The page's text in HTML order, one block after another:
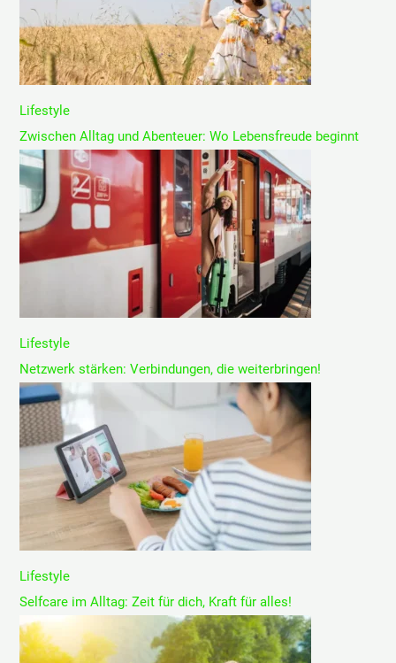
Lifestyle
Zwischen Alltag und Abenteuer: Wo Lebensfreude beginnt
Lifestyle
Netzwerk stärken: Verbindungen, die weiterbringen!
Lifestyle
Selfcare im Alltag: Zeit für dich, Kraft für alles!